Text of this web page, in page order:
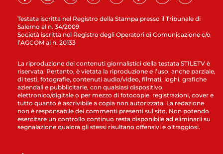
Testata iscritta nel Registro della Stampa presso il Tribunale di
Salerno al n. 34/2009
Società iscritta nel Registro degli Operatori di Comunicazione c/o
l’AGCOM al n. 20133
La riproduzione dei contenuti giornalistici della testata STILETV è
riservata. Pertanto, è vietata la riproduzione e l’uso, anche parziale,
di testi, fotografie, contenuti audio/video, filmati, loghi, grafiche
aziendali e pubblicitarie, con qualsiasi dispositivo
elettronico/digitale o per mezzo di fotocopie, registrazioni, cover e
tutto quanto è ascrivibile a copia non autorizzata. La redazione
non è responsabile dei commenti presenti sul sito. Non potendo
esercitare un controllo continuo resta disponibile ad eliminarli su
segnalazione qualora gli stessi risultano offensivi e oltraggiosi.